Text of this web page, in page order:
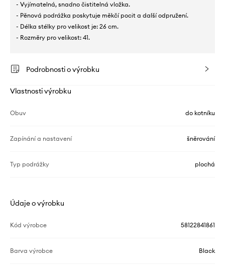
- Vyjímatelná, snadno čistitelná vložka.
- Pěnová podrážka poskytuje měkčí pocit a další odpružení.
- Délka stélky pro velikost je: 26 cm.
- Rozměry pro velikost: 41.
Podrobnosti o výrobku
Vlastnosti výrobku
Obuv do kotníku
Zapínání a nastavení šněrování
Typ podrážky plochá
Údaje o výrobku
Kód výrobce 58122841861
Barva výrobce Black